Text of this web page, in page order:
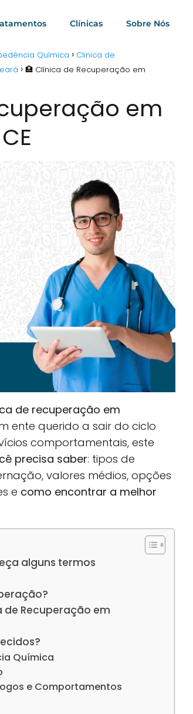
Clínicas Sobre Nós
Química
Clinica de
🏥 Clínica de Recuperação em
em
de recuperação em
ente querido a sair do ciclo
comportamentais, este
precisa saber: tipos de
valores médios, opções
e como encontrar a melhor
alguns termos
de Recuperação em
Química
e Comportamentos